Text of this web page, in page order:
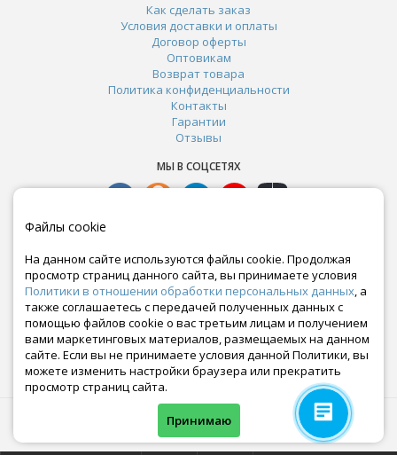
Как сделать заказ
Условия доставки и оплаты
Договор оферты
Оптовикам
Возврат товара
Политика конфиденциальности
Контакты
Гарантии
Отзывы
МЫ В СОЦСЕТЯХ
Почта:
crazy-ferma@yandex.ru
© Все права защищены. Информация сайта защищена законом об авторских правах.
Файлы cookie
На данном сайте используются файлы cookie. Продолжая
просмотр страниц данного сайта, вы принимаете условия
Политики в отношении обработки персональных данных, а
также соглашаетесь с передачей полученных данных с
помощью файлов cookie о вас третьим лицам и получением
вами маркетинговых материалов, размещаемых на данном
сайте. Если вы не принимаете условия данной Политики, вы
можете изменить настройки браузера или прекратить
просмотр страниц сайта.
Принимаю